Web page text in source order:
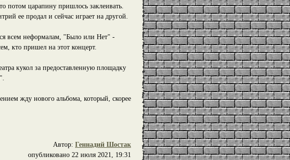
потом царапину пришлось заклеивать.
ее продал и сейчас играет на другой.
всем неформалам, "Было или Нет" -
кто пришел на этот концерт.
кукол за предоставленную площадку
жду нового альбома, который, скорее
Автор: Геннадий Шостак
опубликовано 22 июля 2021, 19:31